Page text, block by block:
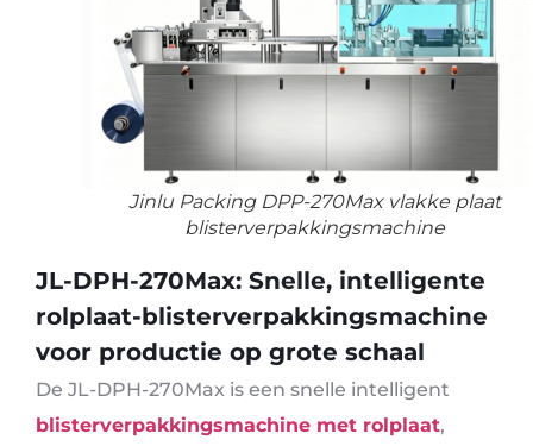
Jinlu Packing DPP-270Max vlakke plaat
blisterverpakkingsmachine
JL-DPH-270Max: Snelle, intelligente
rolplaat-blisterverpakkingsmachine
voor productie op grote schaal
De JL-DPH-270Max is een snelle intelligent
blisterverpakkingsmachine met rolplaat,